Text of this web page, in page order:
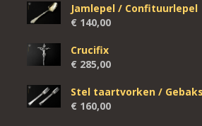
Jamlepel / Confituurlepel
€ 140,00
Crucifix
€ 285,00
Stel taartvorken /
€ 160,00